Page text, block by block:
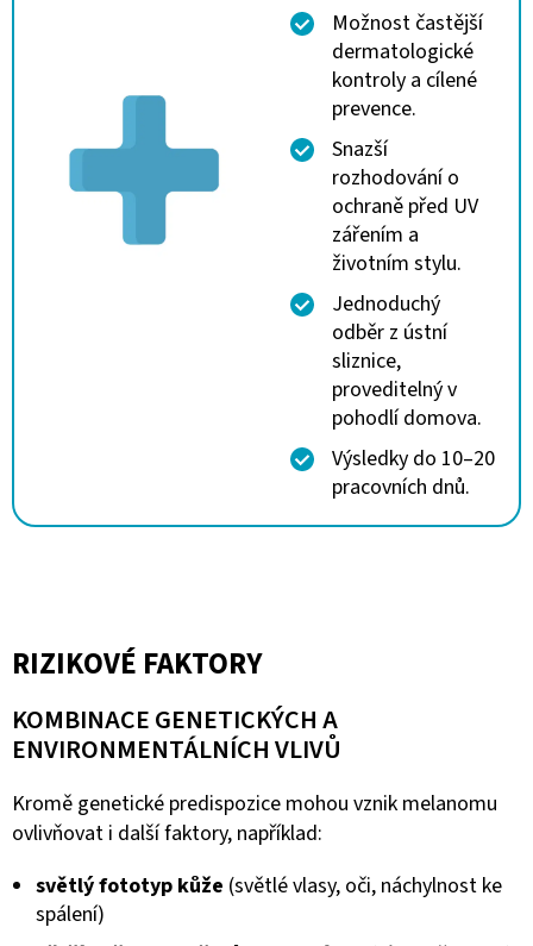
Možnost častější
dermatologické
kontroly a cílené
prevence.
Snazší
rozhodování o
ochraně před UV
zářením a
životním stylu.
Jednoduchý
odběr z ústní
sliznice,
proveditelný v
pohodlí domova.
Výsledky do 10–20
pracovních dnů.
RIZIKOVÉ FAKTORY
KOMBINACE GENETICKÝCH A
ENVIRONMENTÁLNÍCH VLIVŮ
Kromě genetické predispozice mohou vznik melanomu
ovlivňovat i další faktory, například:
světlý fototyp kůže (světlé vlasy, oči, náchylnost ke
spálení)